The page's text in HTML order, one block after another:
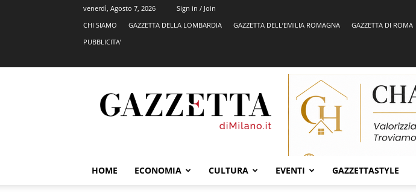
venerdì, Agosto 7, 2026
Sign in / Join
CHI SIAMO
GAZZETTA DELLA LOMBARDIA GAZZETTA DELL’EMILIA ROMAGNA GAZZETTA DI ROMA
PUBBLICITA’
HOME ECONOMIA CULTURA EVENTI GAZZETTASTYLE